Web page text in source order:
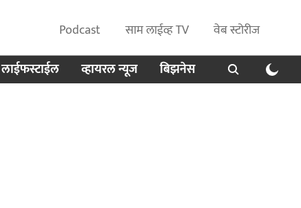
Podcast साम लाईव्ह TV
वेब स्टोरीज
लाईफस्टाईल व्हायरल न्यूज बिझनेस